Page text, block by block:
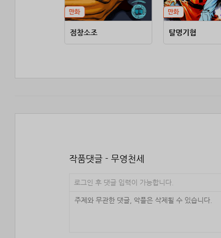
점창소조 탈명기협
작품댓글 - 무영천세
로그인 후 댓글 입력이 가능합니다.